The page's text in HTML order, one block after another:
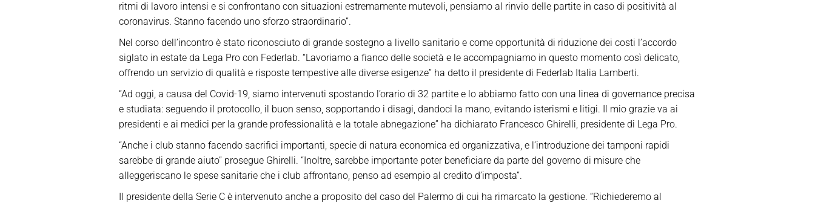
ritmi di lavoro intensi e si confrontano con situazioni estremamente mutevoli, pensiamo al rinvio delle partite in caso di positività al
coronavirus. Stanno facendo uno sforzo straordinario”.
Nel corso dell’incontro è stato riconosciuto di grande sostegno a livello sanitario e come opportunità di riduzione dei costi l’accordo
siglato in estate da Lega Pro con Federlab. “Lavoriamo a fianco delle società e le accompagniamo in questo momento così delicato,
offrendo un servizio di qualità e risposte tempestive alle diverse esigenze” ha detto il presidente di Federlab Italia Lamberti.
“Ad oggi, a causa del Covid-19, siamo intervenuti spostando l’orario di 32 partite e lo abbiamo fatto con una linea di governance precisa
e studiata: seguendo il protocollo, il buon senso, sopportando i disagi, dandoci la mano, evitando isterismi e litigi. Il mio grazie va ai
presidenti e ai medici per la grande professionalità e la totale abnegazione” ha dichiarato Francesco Ghirelli, presidente di Lega Pro.
“Anche i club stanno facendo sacrifici importanti, specie di natura economica ed organizzativa, e l’introduzione dei tamponi rapidi
sarebbe di grande aiuto” prosegue Ghirelli. “Inoltre, sarebbe importante poter beneficiare da parte del governo di misure che
alleggeriscano le spese sanitarie che i club affrontano, penso ad esempio al credito d’imposta”.
Il presidente della Serie C è intervenuto anche a proposito del caso del Palermo di cui ha rimarcato la gestione. “Richiederemo al